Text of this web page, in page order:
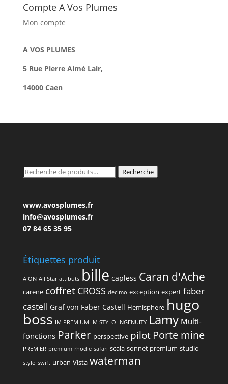
Compte A Vos Plumes
Mon compte
A VOS PLUMES
5 Rue Pierre Aimé Lair,
14000 Caen
Recherche
Recherche
www.avosplumes.fr
info@avosplumes.fr
07 84 65 35 95
Étiquettes produit
AION All Star attibuts bille capless Caran d'Ache
carene coffret CROSS decimo exception expert faber
castell Graf von Faber Castell Hemisphere hugo
boss IM PREMIUM IM STYLO INGENUITY Lamy Multi-
fonctions Parker perspective pilot Porte mine
PREMIER premium rhodie safari scala sonnet premium studio
stylo swift urban Vista waterman